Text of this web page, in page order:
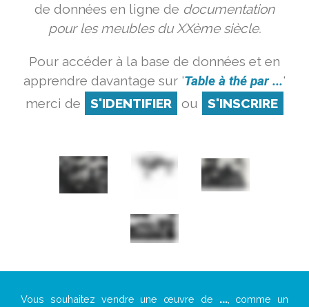
de données en ligne de documentation
pour les meubles du XXème siècle.
Pour accéder à la base de données et en
apprendre davantage sur 'Table à thé par ...'
merci de
S'IDENTIFIER ou S'INSCRIRE
Vous souhaitez vendre une œuvre de ..., comme un